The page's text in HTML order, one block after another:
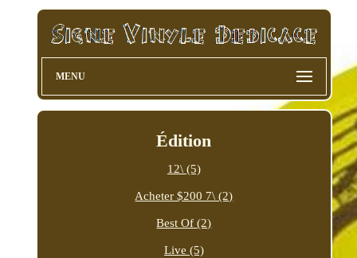
MENU
Édition
12\ (5)
Acheter $200 7\ (2)
Best Of (2)
Live (5)